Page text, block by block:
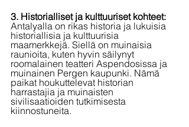
3. Historialliset ja kulttuuriset kohteet:
Antalyalla on rikas historia ja lukuisia
historiallisia ja kulttuurisia
maamerkkejä. Siellä on muinaisia
raunioita, kuten hyvin säilynyt
roomalainen teatteri Aspendosissa ja
muinainen Pergen kaupunki. Nämä
paikat houkuttelevat historian
harrastajia ja muinaisten
sivilisaatioiden tutkimisesta
kiinnostuneita.